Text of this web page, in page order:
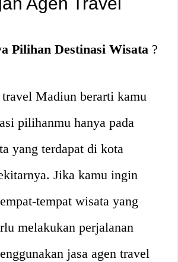
Pilihan Destinasi Wisata ?
Madiun berarti kamu
pilihanmu hanya pada
yang terdapat di kota
Jika kamu ingin
tempat wisata yang
melakukan perjalanan
jasa agen travel